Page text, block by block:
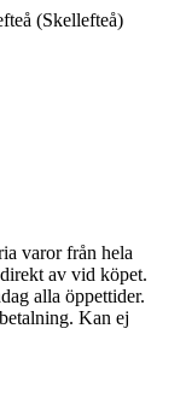
(Skellefteå)
varor från hela
av vid köpet.
alla öppettider.
Kan ej